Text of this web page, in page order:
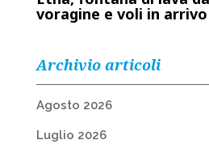
voragine e voli in
Archivio articoli
Agosto 2026
Luglio 2026